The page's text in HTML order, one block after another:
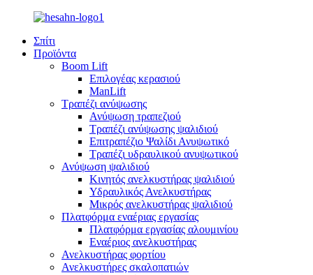
Σπίτι
Προϊόντα
Boom Lift
Επιλογέας κερασιού
ManLift
Τραπέζι ανύψωσης
Ανύψωση τραπεζιού
Τραπέζι ανύψωσης ψαλιδιού
Επιτραπέζιο Ψαλίδι Ανυψωτικό
Τραπέζι υδραυλικού ανυψωτικού
Ανύψωση ψαλιδιού
Κινητός ανελκυστήρας ψαλιδιού
Υδραυλικός Ανελκυστήρας
Μικρός ανελκυστήρας ψαλιδιού
Πλατφόρμα εναέριας εργασίας
Πλατφόρμα εργασίας αλουμινίου
Εναέριος ανελκυστήρας
Ανελκυστήρας φορτίου
Ανελκυστήρες σκαλοπατιών